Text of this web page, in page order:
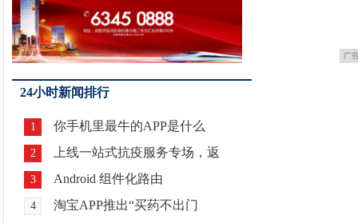
广
24小时新闻排行
1 你手机里最牛的APP是什么
2 上线一站式抗疫服务专场，返
3 Android 组件化路由
4 淘宝APP推出“买药不出门